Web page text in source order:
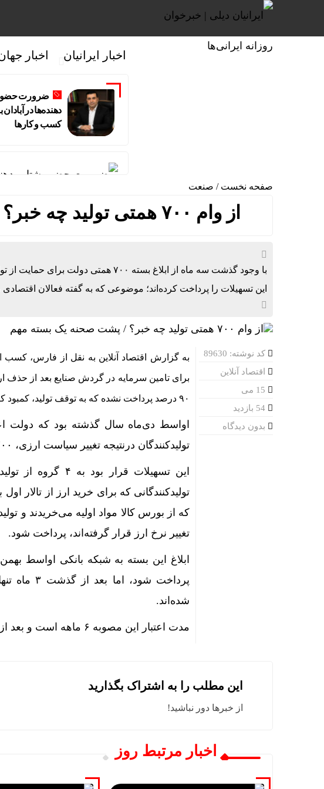
اخبار ایرانیان اخبار
ضرورت
‌دهنده‌ها در
کسب‌ و کارها
ضرورت حضور شتاب
الزام احتمالی اتاق
رگبار و رعدوبرق در
ایران؛ شریک راهبردی
8 چراغ قرمز در صورت‌های مالی که احتمال تقلب را آشکار می‌کند
یادداشت | “نقدینگی”؛
افزایش تصاعدی بهای
قیمت طلا و سکه امروز جمعه ۱۶ مرداد/ کاهش قیمت ها+
ارزش معاملات خرد از مرز 20 همت عبور
استقرار تیم مشترک
قیمت طلا و سکه امروز پنجشنبه 15مرداد/ تمام قیمت ها بر
ناشران به انتشار
رگبار پراکنده در نیمه
پیامدهای تجاوز به ایران؛ زیان حدود ۲۰۰ میلیون
صفحه نخست / صنعت
از وام ۷۰۰ همتی تولید چه خبر؟ / پشت صحنه یک بسته مهم
این تسهیلات را پرداخت کرده‌اند؛ موضوعی که به گفته فعالان
کد نوشته: 89630
اقتصاد آنلاین
بدون دیدگاه
۹۰ درصد پرداخت نشده که به توقف تولید، کمبود کالا و گرانی اخیر ختم شده است.
اواسط دی‌ماه سال گذشته بود که دولت
تولیدکنندگان درنتیجه تغییر سیاست ارزی، ۷۰۰ همت تسهیلات سرمایه در گردش مصوب کرده است.
این تسهیلات
تولیدکنندگانی که برای خرید ارز از تالار
که از بورس کالا مواد اولیه می‌خریدند و
تغییر نرخ ارز قرار گرفته‌اند، پرداخت شود.
ابلاغ این بسته به شبکه بانکی اواسط
پرداخت
شده‌اند.
مدت اعتبار این مصوبه ۶ ماهه است و بعد از اتمام آن بانک‌ها دیگر الزامی به پرداخت آن ندارند.
این مطلب را به اشتراک بگذارید
از خبرها دور نباشید!
اخبار مرتبط روز